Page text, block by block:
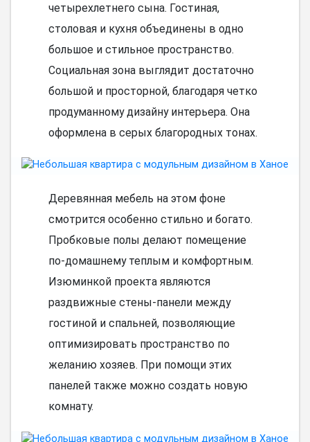
четырехлетнего сына. Гостиная,
столовая и кухня объединены в одно
большое и стильное пространство.
Социальная зона выглядит достаточно
большой и просторной, благодаря четко
продуманному дизайну интерьера. Она
оформлена в серых благородных тонах.
Деревянная мебель на этом фоне
смотрится особенно стильно и богато.
Пробковые полы делают помещение
по-домашнему теплым и комфортным.
Изюминкой проекта являются
раздвижные стены-панели между
гостиной и спальней, позволяющие
оптимизировать пространство по
желанию хозяев. При помощи этих
панелей также можно создать новую
комнату.